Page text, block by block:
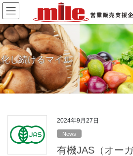
Skip
the
content
Skip
the
Navigation
Previous
2024年9月27日
News
有機JAS（オー